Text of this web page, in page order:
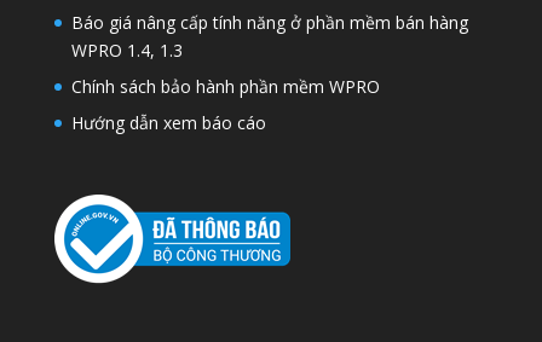
Báo giá nâng cấp tính năng ở phần mềm bán hàng
WPRO 1.4, 1.3
Chính sách bảo hành phần mềm WPRO
Hướng dẫn xem báo cáo